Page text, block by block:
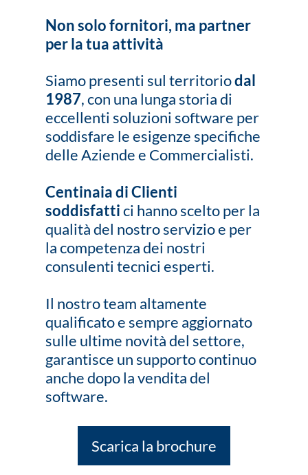
Non solo fornitori, ma partner
per la tua attività
Siamo presenti sul territoriodal
1987, con una lunga storia di
eccellenti soluzioni software per
soddisfare le esigenze specifiche
delle Aziende e Commercialisti.
Centinaia di Clienti
soddisfattici hanno scelto per la
qualità del nostro servizio e per
la competenza dei nostri
consulenti tecnici esperti.
Il nostro team altamente
qualificato e sempre aggiornato
sulle ultime novità del settore,
garantisce un supporto continuo
anche dopo la vendita del
software.
Scarica la brochure